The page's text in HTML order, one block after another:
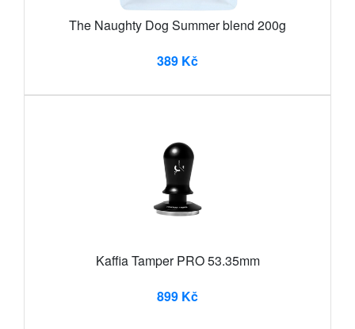
The Naughty Dog Summer blend 200g
389 Kč
Kaffia Tamper PRO 53.35mm
899 Kč